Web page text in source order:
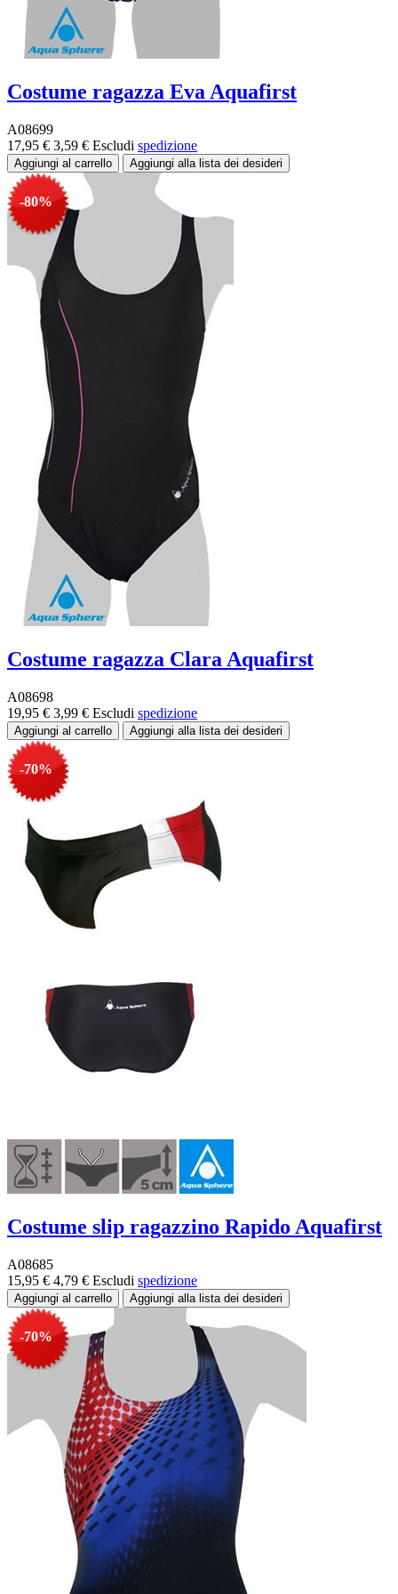
Costume ragazza Eva Aquafirst
A08699
17,95 € 3,59 € Escludi spedizione
-80%
Costume ragazza Clara Aquafirst
A08698
19,95 € 3,99 € Escludi spedizione
-70%
Costume slip ragazzino Rapido Aquafirst
A08685
15,95 € 4,79 € Escludi spedizione
-70%